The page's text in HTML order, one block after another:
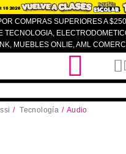
COMPRAS SUPERIORES A
TECNOLOGIA,
MUEBLES ONLIE, AMLAlmacenes
Tecnología Audio